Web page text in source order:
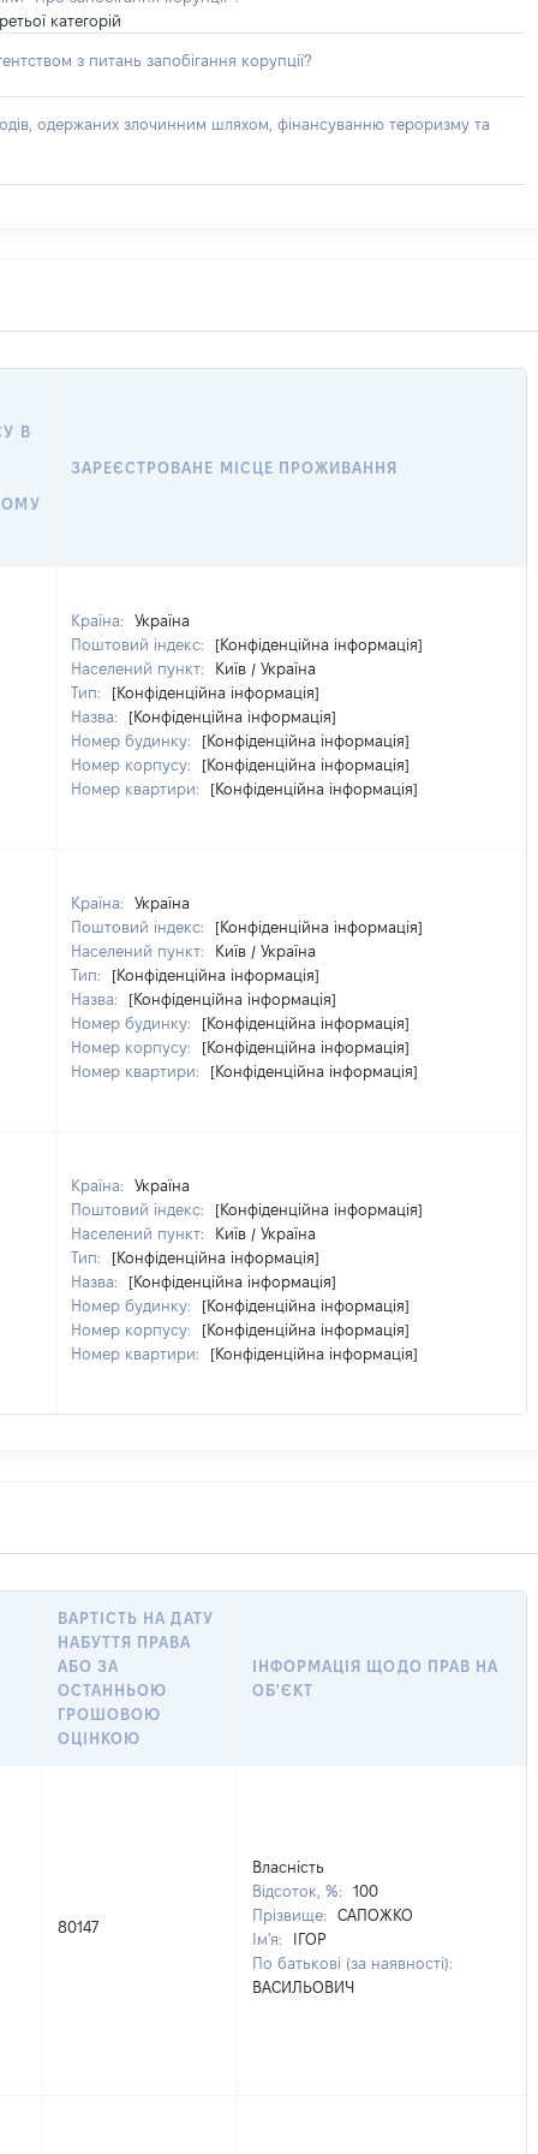
категорій
з питань запобігання корупції?
одержаних злочинним шляхом, фінансуванню тероризму та
В
ЗАРЕЄСТРОВАНЕ МІСЦЕ ПРОЖИВАННЯ
Країна:
Україна
Поштовий індекс:
[Конфіденційна інформація]
Населений пункт:
Київ / Україна
Тип:
[Конфіденційна інформація]
Назва:
[Конфіденційна інформація]
Номер будинку:
[Конфіденційна інформація]
Номер корпусу:
[Конфіденційна інформація]
Номер квартири:
[Конфіденційна інформація]
Країна:
Україна
Поштовий індекс:
[Конфіденційна інформація]
Населений пункт:
Київ / Україна
Тип:
[Конфіденційна інформація]
Назва:
[Конфіденційна інформація]
Номер будинку:
[Конфіденційна інформація]
Номер корпусу:
[Конфіденційна інформація]
Номер квартири:
[Конфіденційна інформація]
Країна:
Україна
Поштовий індекс:
[Конфіденційна інформація]
Населений пункт:
Київ / Україна
Тип:
[Конфіденційна інформація]
Назва:
[Конфіденційна інформація]
Номер будинку:
[Конфіденційна інформація]
Номер корпусу:
[Конфіденційна інформація]
Номер квартири:
[Конфіденційна інформація]
ВАРТІСТЬ НА ДАТУ
НАБУТТЯ ПРАВА
АБО ЗА
ОСТАННЬОЮ
ГРОШОВОЮ
ОЦІНКОЮ
ІНФОРМАЦІЯ ЩОДО ПРАВ НА
ОБ'ЄКТ
80147
Власність
Відсоток, %:
100
Прізвище:
САПОЖКО
Ім'я:
ІГОР
По батькові (за наявності):
ВАСИЛЬОВИЧ